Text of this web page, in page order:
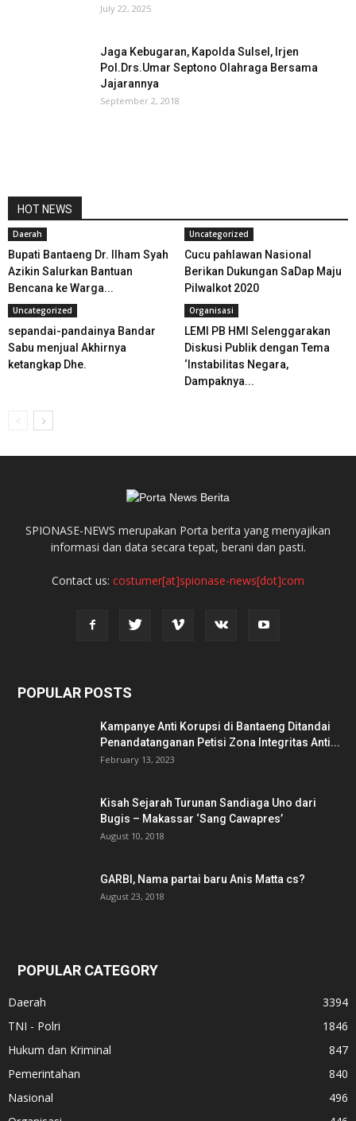
July 22, 2025
Jaga Kebugaran, Kapolda Sulsel, Irjen
Pol.Drs.Umar Septono Olahraga Bersama
Jajarannya
September 2, 2018
HOT NEWS
Daerah
Bupati Bantaeng Dr. Ilham Syah
Azikin Salurkan Bantuan
Bencana ke Warga...
Uncategorized
Cucu pahlawan Nasional
Berikan Dukungan SaDap Maju
Pilwalkot 2020
Uncategorized
sepandai-pandainya Bandar
Sabu menjual Akhirnya
ketangkap Dhe.
Organisasi
LEMI PB HMI Selenggarakan
Diskusi Publik dengan Tema
‘Instabilitas Negara,
Dampaknya...
SPIONASE-NEWS merupakan Porta berita yang menyajikan
informasi dan data secara tepat, berani dan pasti.
Contact us: costumer[at]spionase-news[dot]com
POPULAR POSTS
Kampanye Anti Korupsi di Bantaeng Ditandai
Penandatanganan Petisi Zona Integritas Anti...
February 13, 2023
Kisah Sejarah Turunan Sandiaga Uno dari
Bugis – Makassar ‘Sang Cawapres’
August 10, 2018
GARBI, Nama partai baru Anis Matta cs?
August 23, 2018
POPULAR CATEGORY
Daerah
3394
TNI - Polri
1846
Hukum dan Kriminal
847
Pemerintahan
840
Nasional
496